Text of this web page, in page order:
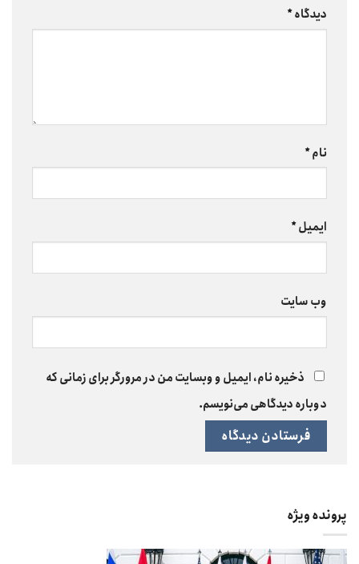
دیدگاه*
نام*
ایمیل*
وب‌ سایت
ذخیره نام، ایمیل و وبسایت من در مرورگر برای زمانی که
دوباره دیدگاهی می‌نویسم.
پرونده ویژه